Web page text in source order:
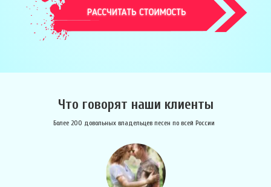
Что говорят наши клиенты
Более 200 довольных владельцев песен по всей России